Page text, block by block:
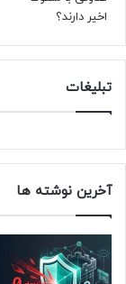
تبلیغات
آخرین نوشته ها